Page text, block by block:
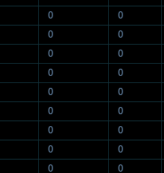
0 0
0 0
0 0
0 0
0 0
0 0
0 0
0 0
0 0